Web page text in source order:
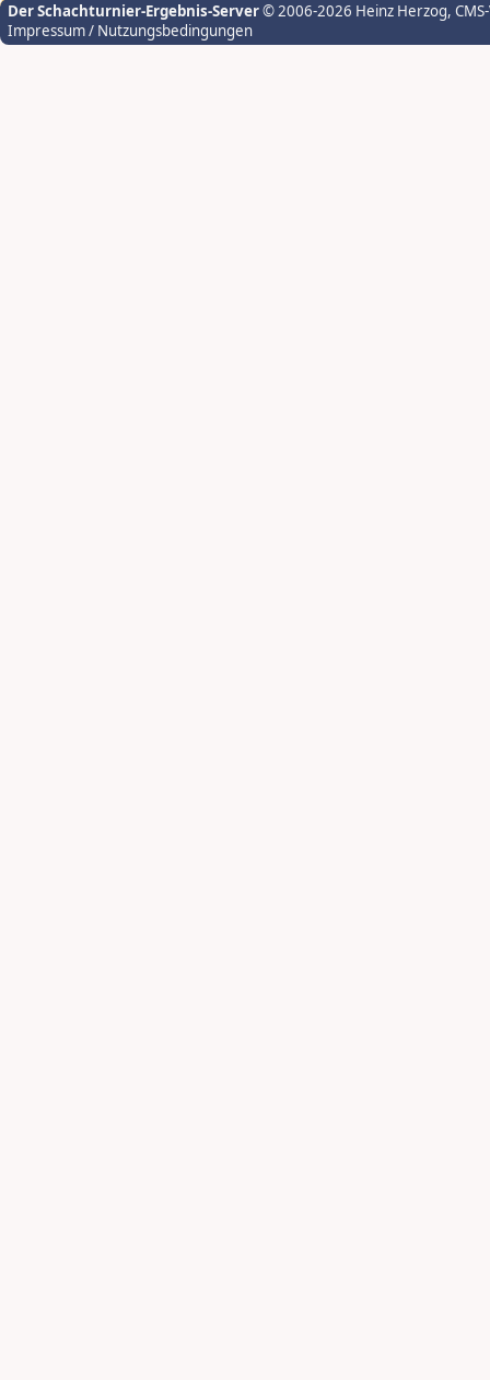
Der Schachturnier-Ergebnis-Server© 2006-2026 Heinz Herzog,
Impressum / Nutzungsbedingungen